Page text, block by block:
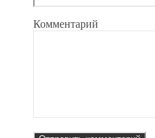
Комментарий